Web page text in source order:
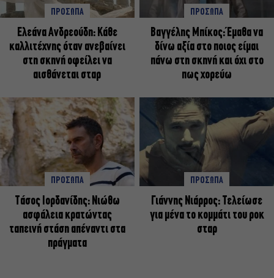
ΠΡΟΣΩΠΑ
Ελεάνα Ανδρεούδη: Κάθε
καλλιτέχνης όταν ανεβαίνει
στη σκηνή οφείλει να
αισθάνεται σταρ
ΠΡΟΣΩΠΑ
Βαγγέλης Μπίκος: Έμαθα να
δίνω αξία στο ποιος είμαι
πάνω στη σκηνή και όχι στο
πως χορεύω
ΠΡΟΣΩΠΑ
Tάσος Ιορδανίδης: Νιώθω
ασφάλεια κρατώντας
ταπεινή στάση απέναντι στα
πράγματα
ΠΡΟΣΩΠΑ
Γιάννης Νιάρρος: Τελείωσε
για μένα το κομμάτι του ροκ
σταρ